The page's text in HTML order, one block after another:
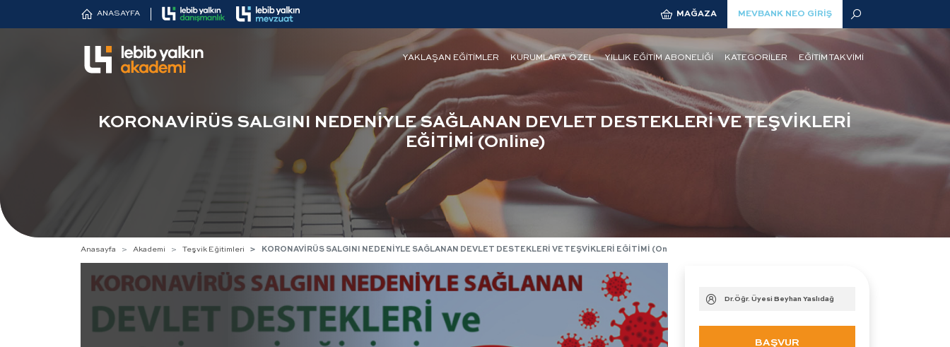
ANASAYFA MAĞAZA MEVBANK NEO GİRİŞ
YAKLAŞAN EĞİTİMLER KURUMLARA ÖZEL YILLIK EĞİTİM ABONELİĞİ KATEGORİLER EĞİTİM TAKVİMİ
KORONAVİRÜS SALGINI NEDENİYLE SAĞLANAN DEVLET DESTEKLERİ VE TEŞVİKLERİ
EĞİTİMİ (Online)
Anasayfa Akademi Teşvik Eğitimleri KORONAVİRÜS SALGINI NEDENİYLE SAĞLANAN DEVLET DESTEKLERİ VE TEŞVİKLERİ EĞİTİMİ (Online)
Dr.Öğr. Üyesi Beyhan Yaslıdağ
BAŞVUR